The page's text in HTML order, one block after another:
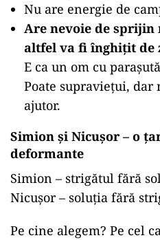
Nu are energie de
Are nevoie de sprijin
altfel va fi înghițit de
E ca un om cu
Poate supraviețui, dar
ajutor.
Simion și Nicușor – o
deformante
Simion – strigătul fără
Nicușor – soluția fără
Pe cine alegem? Pe cel